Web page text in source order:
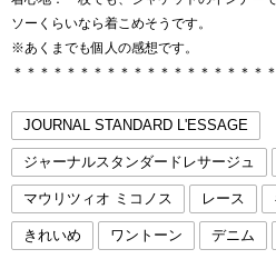
ソーくらいなら着こめそうです。
※あくまでも個人の感想です。
＊＊＊＊＊＊＊＊＊＊＊＊＊＊＊＊＊＊＊
JOURNAL STANDARD L'ESSAGE
ジャーナルスタンダードレサージュ
マウリツィオ ミコノス レース
きれいめ ワントーン デニム